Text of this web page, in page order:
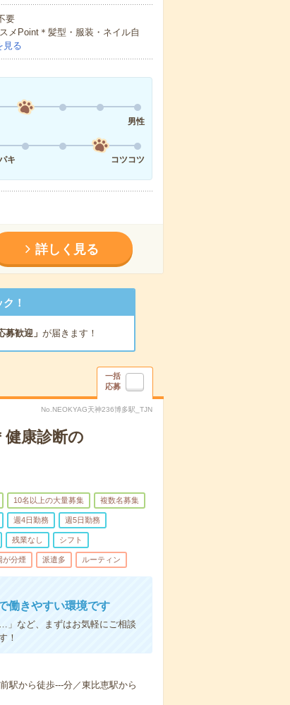
要
メPoint＊髪型・服装・ネイル自
見る
男性
キ
コツコツ
詳しく見る
！
募歓迎」 が届きます！
一括
応募
No.NEOKYAG天神236博多駅_TJN
健康診断の
10名以上の大量募集 複数名募集
週4日勤務 週5日勤務
残業なし シフト
が分煙 派遣多 ルーティン
働きやすい環境です
」など、まずはお気軽にご相談
！
駅から徒歩---分／東比恵駅から